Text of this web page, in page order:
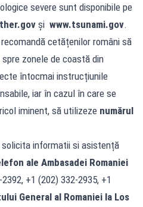
severe sunt disponibile pe
și www.tsunami.gov.
cetățenilor români să
zonele de coastă din
întocmai instrucțiunile
iar în cazul în care se
iminent, să utilizeze numărul
informatii si asistență
ale Ambasadei Romaniei
+1 (202) 332-2935, +1
General al Romaniei la Los